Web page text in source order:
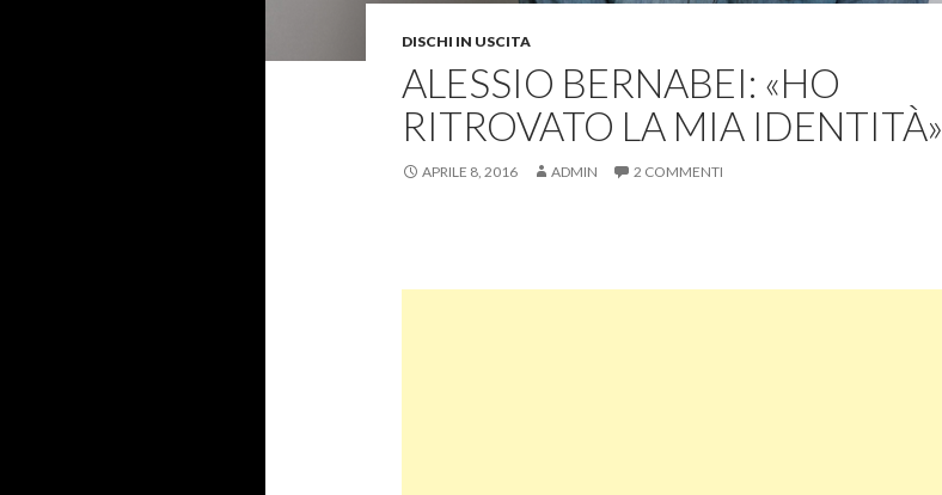
DISCHI IN USCITA
ALESSIO BERNABEI: «HO
RITROVATO LA MIA IDENTITÀ»
APRILE 8, 2016 ADMIN 2 COMMENTI